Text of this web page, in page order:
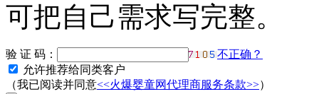
可把自己需求写完整。
验 证 码：
不正确？
允许推荐给同类客户
（我已阅读并同意<<火爆婴童网代理商服务条款>>）